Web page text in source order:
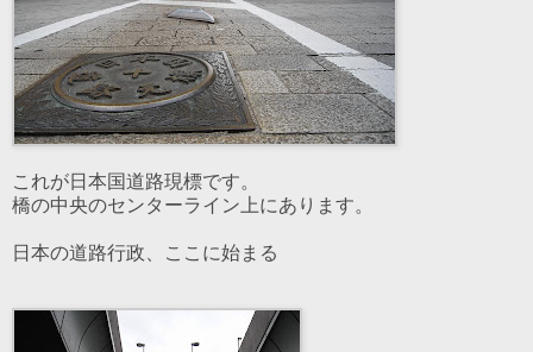
これが日本国道路現標です。
橋の中央のセンターライン上にあります。
日本の道路行政、ここに始まる